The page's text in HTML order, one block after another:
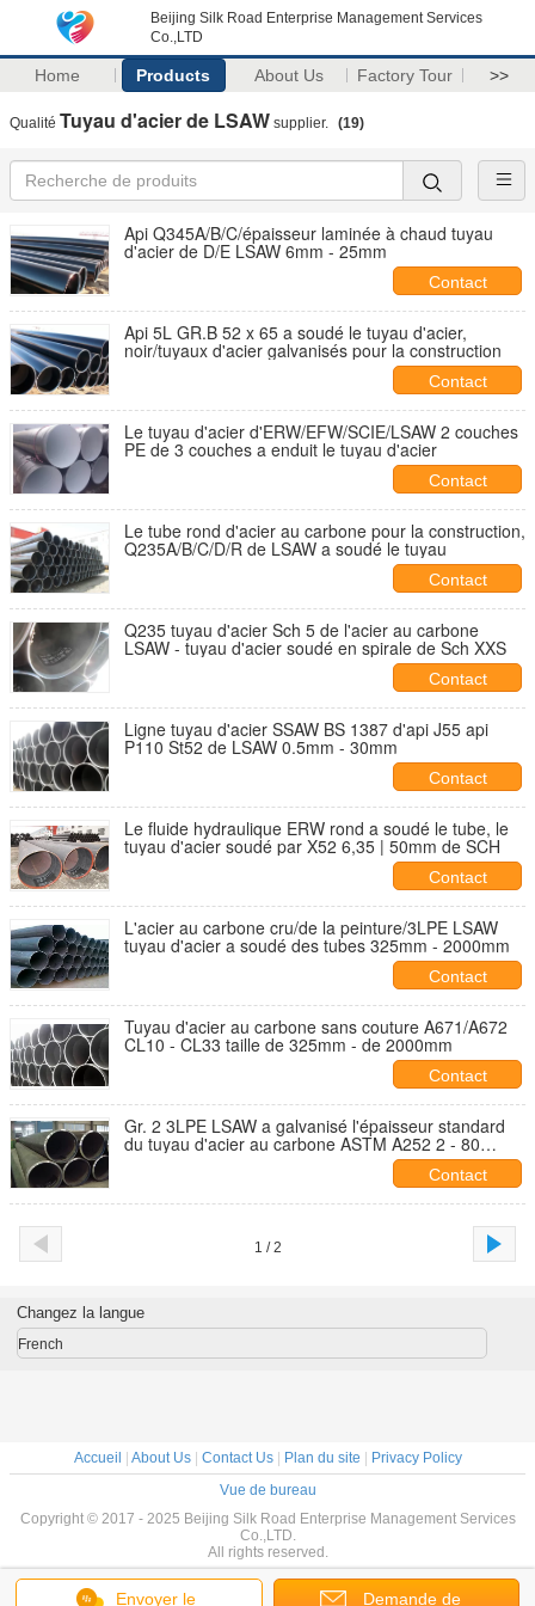
Beijing Silk Road Enterprise Management Services
Co.,LTD
Home Products About Us Factory Tour >>
Qualité Tuyau d'acier de LSAW supplier. (19)
Api Q345A/B/C/épaisseur laminée à chaud tuyau
d'acier de D/E LSAW 6mm - 25mm
Contact
Api 5L GR.B 52 x 65 a soudé le tuyau d'acier,
noir/tuyaux d'acier galvanisés pour la construction
Contact
Le tuyau d'acier d'ERW/EFW/SCIE/LSAW 2 couches
PE de 3 couches a enduit le tuyau d'acier
Contact
Le tube rond d'acier au carbone pour la construction,
Q235A/B/C/D/R de LSAW a soudé le tuyau
Contact
Q235 tuyau d'acier Sch 5 de l'acier au carbone
LSAW - tuyau d'acier soudé en spirale de Sch XXS
Contact
Ligne tuyau d'acier SSAW BS 1387 d'api J55 api
P110 St52 de LSAW 0.5mm - 30mm
Contact
Le fluide hydraulique ERW rond a soudé le tube, le
tuyau d'acier soudé par X52 6,35 | 50mm de SCH
Contact
L'acier au carbone cru/de la peinture/3LPE LSAW
tuyau d'acier a soudé des tubes 325mm - 2000mm
Contact
Tuyau d'acier au carbone sans couture A671/A672
CL10 - CL33 taille de 325mm - de 2000mm
Contact
Gr. 2 3LPE LSAW a galvanisé l'épaisseur standard
du tuyau d'acier au carbone ASTM A252 2 - 80
Contact
1 / 2
Envoyer le Demande de
Changez la langue
French
Accueil About Us| Contact Us| Plan du site
Privacy Policy
Vue de bureau
Copyright © 2017 - 2025 Beijing Silk Road Enterprise Management Services
Co.,LTD.
All rights reserved.